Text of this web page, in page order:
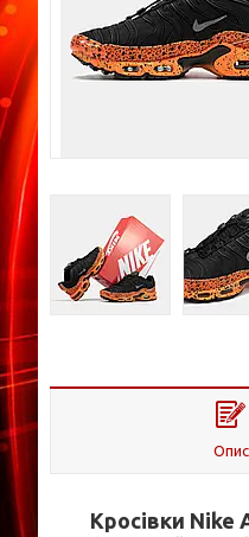
Опис
Кросівки Nike